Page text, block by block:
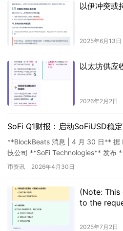
以伊冲突或
2025年6月13日
以太坊供应
2026年2月2日
SoFi Q1财报：启动SoFiUSD稳
**BlockBeats 消息 | 4 月 30 日** 据
技公司 **SoFi Technologies** 发布
币资讯 2026年4月30日
(Note:
to the
2025年7月2日